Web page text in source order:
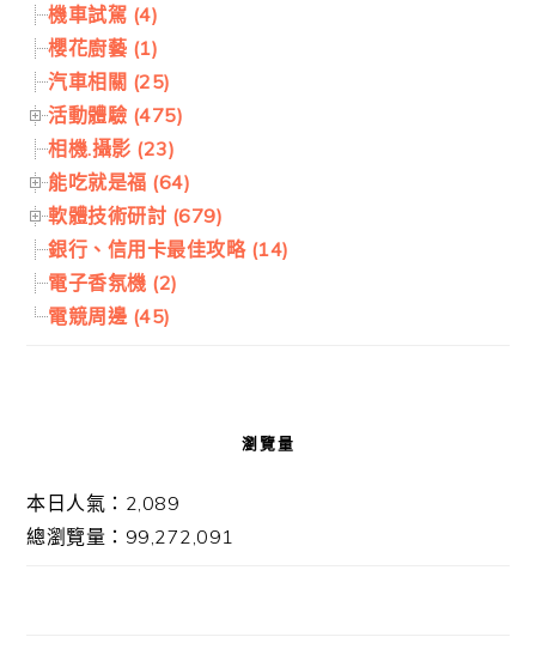
機車試駕 (4)
櫻花廚藝 (1)
汽車相關 (25)
活動體驗 (475)
相機.攝影 (23)
能吃就是福 (64)
軟體技術研討 (679)
銀行、信用卡最佳攻略 (14)
電子香氛機 (2)
電競周邊 (45)
瀏覽量
本日人氣：2,089
總瀏覽量：99,272,091